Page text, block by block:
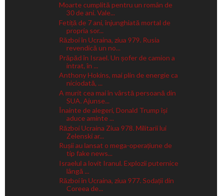
Moarte cumplită pentru un român de
30 de ani. Vale...
Fetiță de 7 ani, înjunghiată mortal de
propria sor...
Război în Ucraina, ziua 979. Rusia
revendică un no...
Prăpăd în Israel. Un șofer de camion a
intrat, în ...
Anthony Hokins, mai plin de energie ca
niciodată, ...
A murit cea mai în vârstă persoană din
SUA. Ajunse...
Înainte de alegeri, Donald Trump își
aduce aminte ...
Război Ucraina Ziua 978. Militarii lui
Zelenski ar...
Rușii au lansat o mega-operațiune de
tip fake news...
Israelul a lovit Iranul. Explozii puternice
lângă ...
Război în Ucraina, ziua 977. Sodații din
Coreea de...